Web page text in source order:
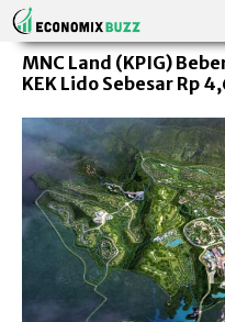
MNC Land (KPIG)
KEK Lido Sebesar Rp